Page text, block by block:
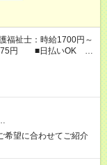
福祉士：時給1700円～
1875円 ■日払いOK ■
望に合わせてご紹介